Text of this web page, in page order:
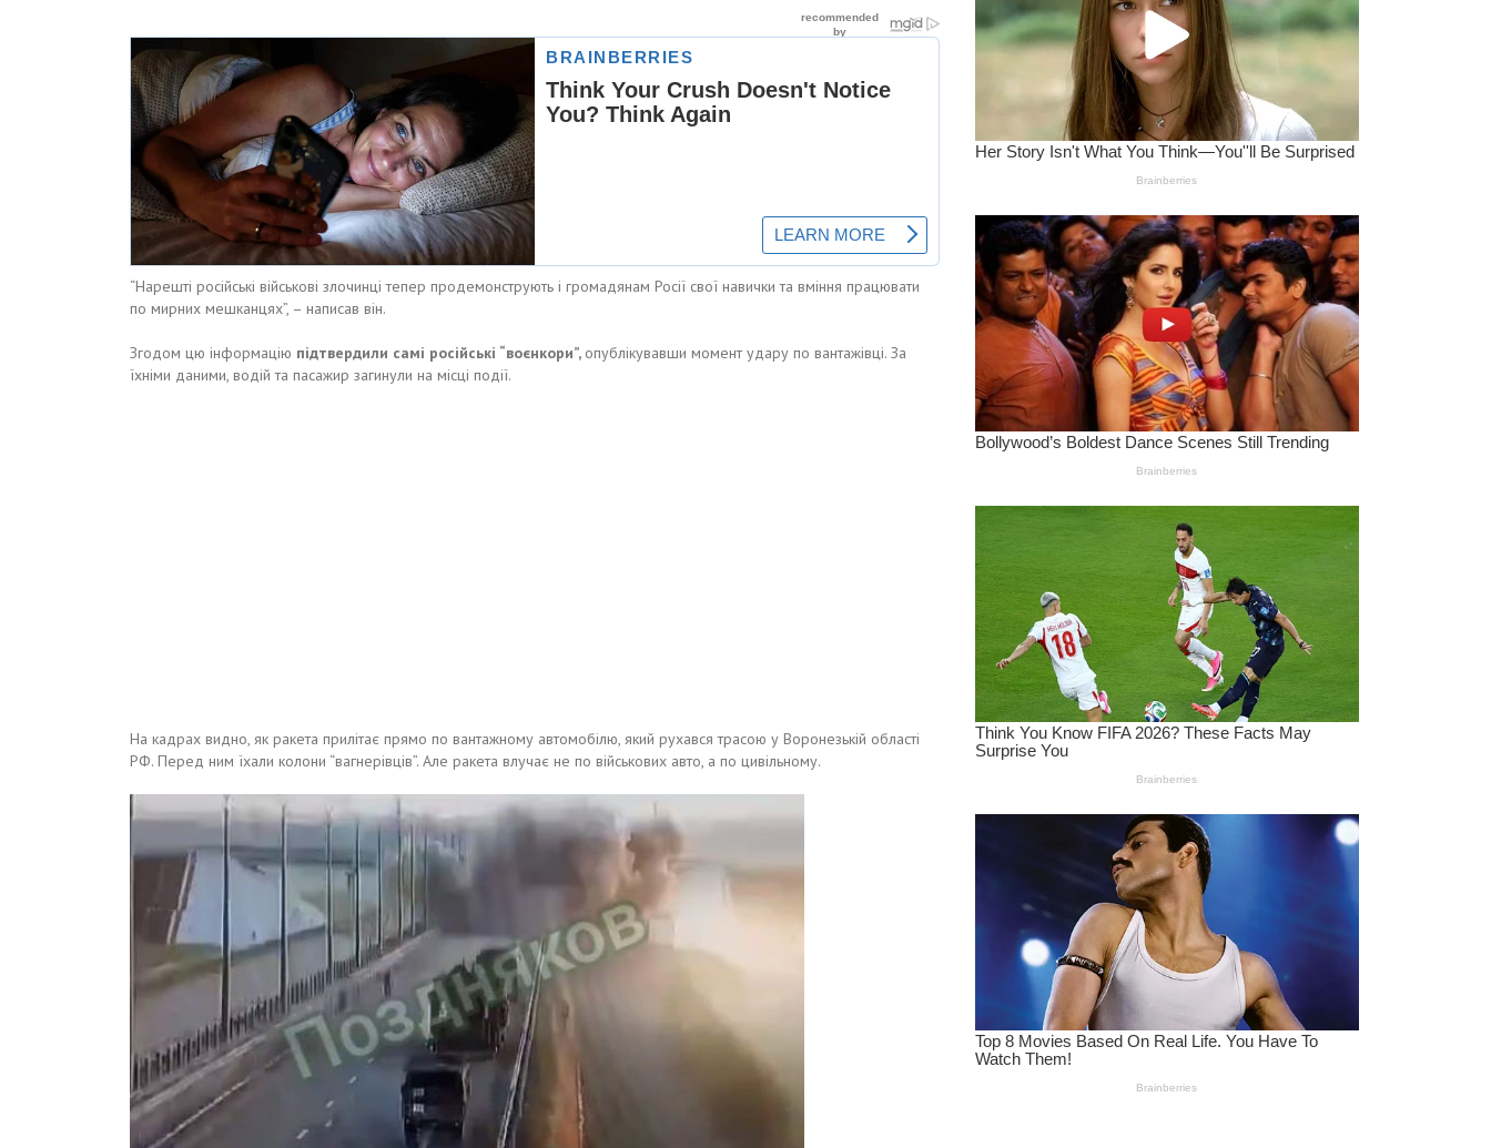
“Нарешті російські військові злочинці тепер продемонструють і громадянам Росії свої навички та вміння працювати
по мирних мешканцях”, – написав він.
Згодом цю інформацію підтвердили самі російські “воєнкори”, опублікувавши момент удару по вантажівці. За
їхніми даними, водій та пасажир загинули на місці події.
На кадрах видно, як ракета прилітає прямо по вантажному автомобілю, який рухався трасою у Воронезькій області
РФ. Перед ним їхали колони “вагнерівців”. Але ракета влучає не по військових авто, а по цивільному.